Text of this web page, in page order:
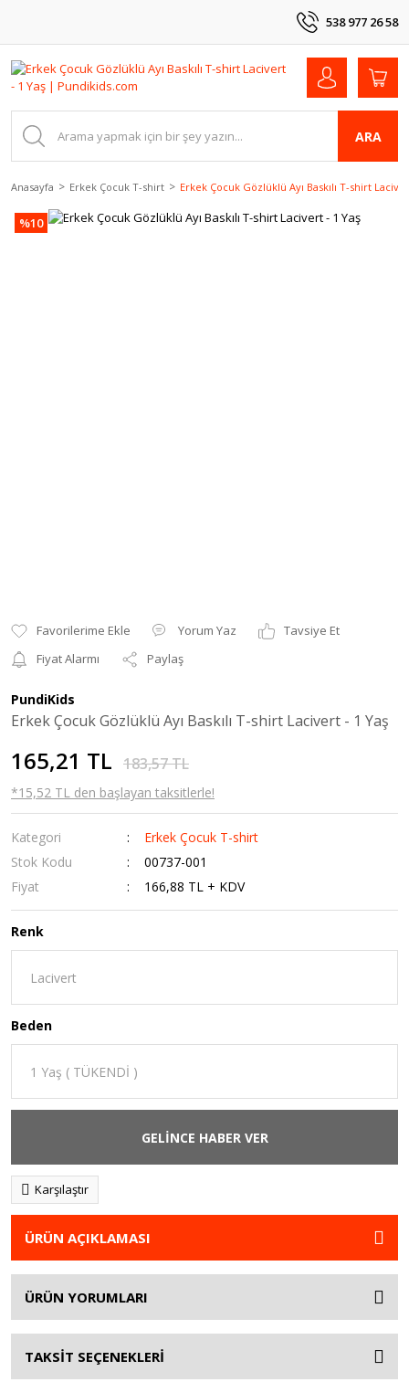
538 977 26 58
ARA
Anasayfa Erkek Çocuk T-shirt Erkek Çocuk Gözlüklü Ayı Baskılı T-shirt
%10
Yorum Yaz
Tavsiye Et
Fiyat Alarmı
Paylaş
PundiKids
Erkek Çocuk Gözlüklü Ayı Baskılı T-shirt Lacivert - 1 Yaş
165,21 TL 183,57 TL
*15,52 TL den başlayan taksitlerle!
Kategori
Erkek Çocuk T-shirt
Stok Kodu
00737-001
Fiyat
166,88 TL + KDV
Renk
Beden
GELİNCE HABER VER
Karşılaştır
ÜRÜN AÇIKLAMASI
ÜRÜN YORUMLARI
TAKSİT SEÇENEKLERİ